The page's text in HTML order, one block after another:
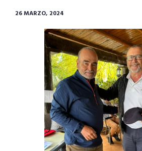
26 MARZO, 2024